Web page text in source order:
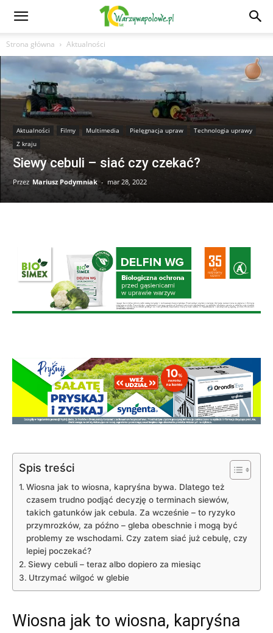
Strona główna Aktualności
Aktualności Filmy Multimedia Pielęgnacja upraw
Technologia uprawy
Z kraju
Siewy cebuli – siać czy czekać?
Przez Mariusz Podymniak - mar 28, 2022
Spis treści
Wiosna jak to wiosna, kapryśna bywa. Dlatego też
czasem trudno podjąć decyzję o terminach siewów,
takich gatunków jak cebula. Za wcześnie – to ryzyko
przymrozków, za późno – gleba obeschnie i mogą być
problemy ze wschodami. Czy zatem siać już cebulę, czy
lepiej poczekać?
Siewy cebuli – teraz albo dopiero za miesiąc
Utrzymać wilgoć w glebie
Wiosna jak to wiosna, kapryśna